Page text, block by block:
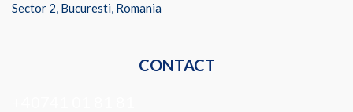
Sector 2, Bucuresti, Romania
CONTACT